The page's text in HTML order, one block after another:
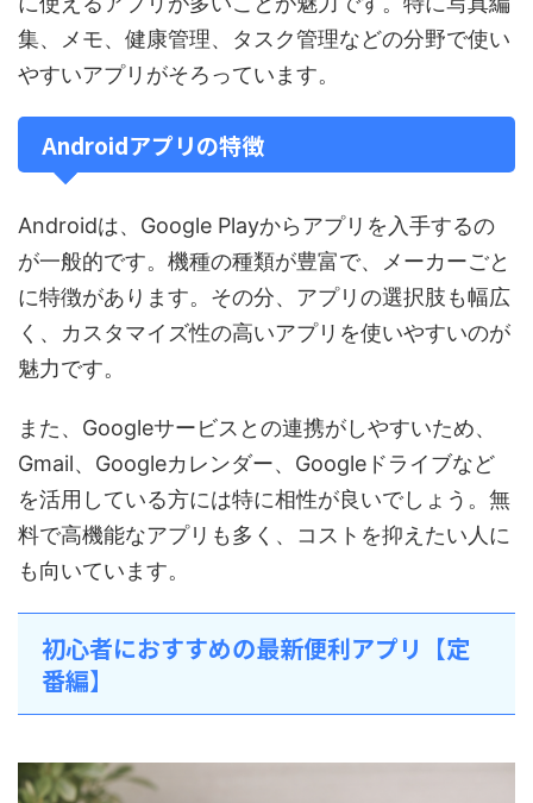
集、メモ、健康管理、タスク管理などの分野で使い
やすいアプリがそろっています。
Androidアプリの特徴
Androidは、Google Playからアプリを入手するの
が一般的です。機種の種類が豊富で、メーカーごと
に特徴があります。その分、アプリの選択肢も幅広
く、カスタマイズ性の高いアプリを使いやすいのが
魅力です。
また、Googleサービスとの連携がしやすいため、
Gmail、Googleカレンダー、Googleドライブなど
を活用している方には特に相性が良いでしょう。無
料で高機能なアプリも多く、コストを抑えたい人に
も向いています。
初心者におすすめの最新便利アプリ【定
番編】